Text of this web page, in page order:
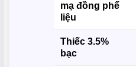
mạ đồng phế
liệu
Thiếc 3.5%
bạc